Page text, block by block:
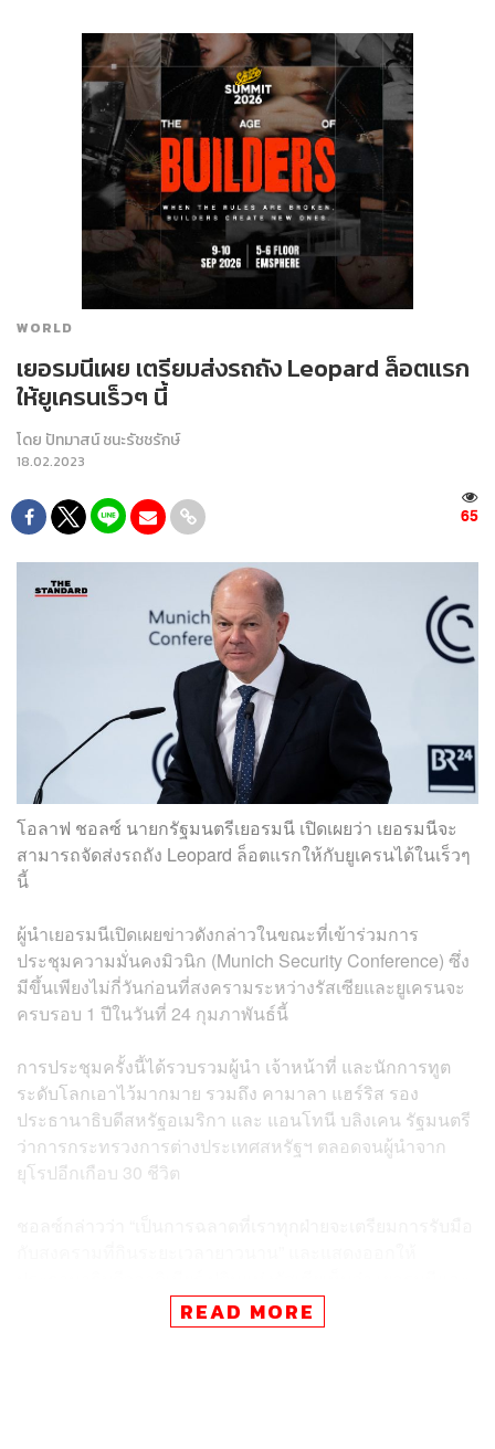
WORLD
เยอรมนีเผย เตรียมส่งรถถัง Leopard ล็อตแรก
ให้ยูเครนเร็วๆ นี้
โดย ปัทมาสน์ ชนะรัชชรักษ์
18.02.2023
65
โอลาฟ ชอลซ์ นายกรัฐมนตรีเยอรมนี เปิดเผยว่า เยอรมนีจะ
สามารถจัดส่งรถถัง Leopard ล็อตแรกให้กับยูเครนได้ในเร็วๆ
นี้
ผู้นำเยอรมนีเปิดเผยข่าวดังกล่าวในขณะที่เข้าร่วมการ
ประชุมความมั่นคงมิวนิก (Munich Security Conference) ซึ่ง
มีขึ้นเพียงไม่กี่วันก่อนที่สงครามระหว่างรัสเซียและยูเครนจะ
ครบรอบ 1 ปีในวันที่ 24 กุมภาพันธ์นี้
การประชุมครั้งนี้ได้รวบรวมผู้นำ เจ้าหน้าที่ และนักการทูต
ระดับโลกเอาไว้มากมาย รวมถึง คามาลา แฮร์ริส รอง
ประธานาธิบดีสหรัฐอเมริกา และ แอนโทนี บลิงเคน รัฐมนตรี
ว่าการกระทรวงการต่างประเทศสหรัฐฯ ตลอดจนผู้นำจาก
ยุโรปอีกเกือบ 30 ชีวิต
ชาติพันธมิตรจะไม่ทอดทิ้งยูเครน หลังจากในช่วงที่ผ่านมา
ทางฝั่งของยูเครนได้เรียกร้องให้ชาติตะวันตกจัดส่งอาวุธหนัก
READ MORE